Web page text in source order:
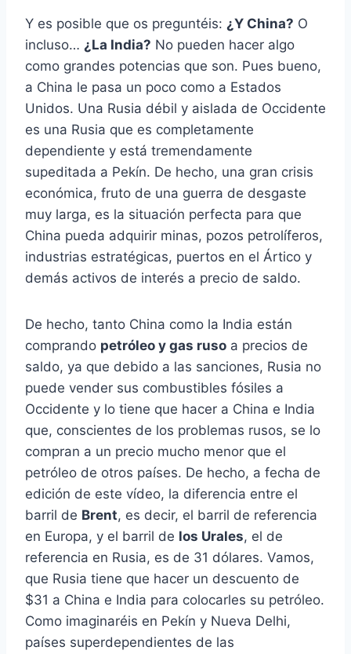
Y es posible que os preguntéis: ¿Y China? O
incluso… ¿La India? No pueden hacer algo
como grandes potencias que son. Pues bueno,
a China le pasa un poco como a Estados
Unidos. Una Rusia débil y aislada de Occidente
es una Rusia que es completamente
dependiente y está tremendamente
supeditada a Pekín. De hecho, una gran crisis
económica, fruto de una guerra de desgaste
muy larga, es la situación perfecta para que
China pueda adquirir minas, pozos petrolíferos,
industrias estratégicas, puertos en el Ártico y
demás activos de interés a precio de saldo.
De hecho, tanto China como la India están
comprando petróleo y gas ruso a precios de
saldo, ya que debido a las sanciones, Rusia no
puede vender sus combustibles fósiles a
Occidente y lo tiene que hacer a China e India
que, conscientes de los problemas rusos, se lo
compran a un precio mucho menor que el
petróleo de otros países. De hecho, a fecha de
edición de este vídeo, la diferencia entre el
barril de Brent, es decir, el barril de referencia
en Europa, y el barril de los Urales, el de
referencia en Rusia, es de 31 dólares. Vamos,
que Rusia tiene que hacer un descuento de
$31 a China e India para colocarles su petróleo.
Como imaginaréis en Pekín y Nueva Delhi,
países superdependientes de las